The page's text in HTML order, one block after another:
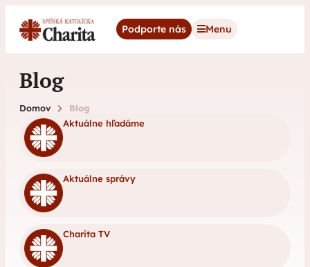
Podporte nás Menu
Blog
Domov
Blog
Aktuálne hľadáme
Aktuálne správy
Charita TV